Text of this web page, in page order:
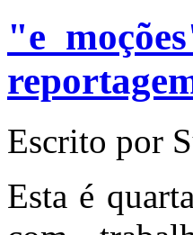
Escrito por
Esta é